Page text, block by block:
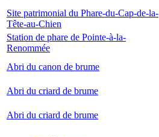
Site patrimonial du Phare-du-Cap-de-la-
Tête-au-Chien
Station de phare de Pointe-à-la-
Renommée
Abri du canon de brume
Abri du criard de brume
Abri du criard de brume